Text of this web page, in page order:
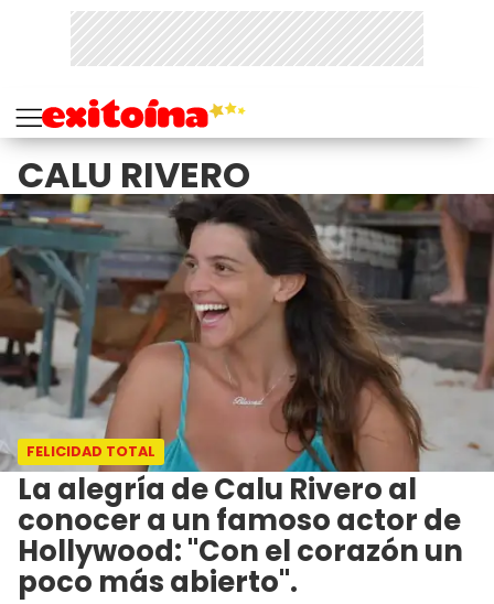
CALU RIVERO
FELICIDAD TOTAL
La alegría de Calu Rivero al
conocer a un famoso actor de
Hollywood: "Con el corazón un
poco más abierto".